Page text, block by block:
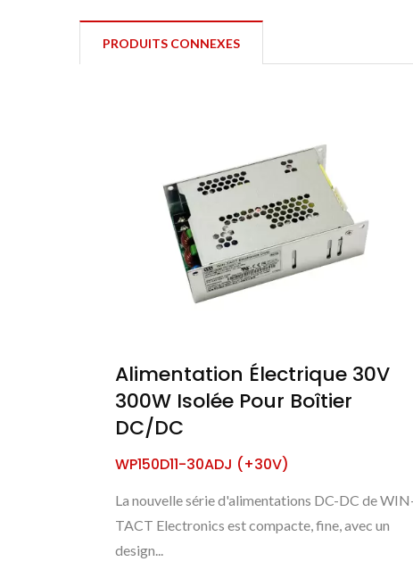
PRODUITS CONNEXES
Alimentation Électrique 30V
300W Isolée Pour Boîtier
DC/DC
WP150D11-30ADJ (+30V)
La nouvelle série d'alimentations DC-DC de
TACT Electronics est compacte, fine, avec un
design...